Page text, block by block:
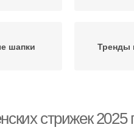
шапки Тренды
стрижек